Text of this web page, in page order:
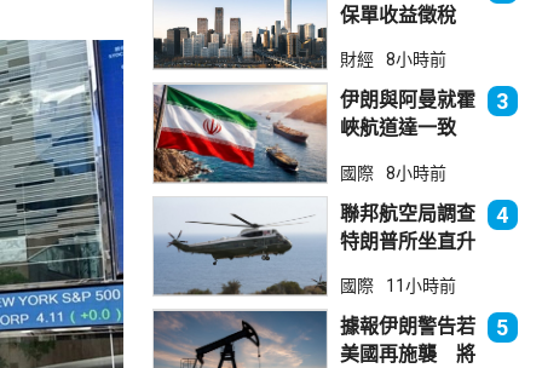
保單收益徵稅
倫敦股價急跌
財經 8小時前
伊朗與阿曼就霍
峽航道達一致
海
3
國際 8小時前
聯邦航空局調查
特朗普所坐直升
全事件
4
國際 11小時前
據報伊朗警告若
美國再施襲 將
5